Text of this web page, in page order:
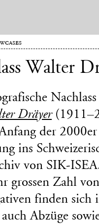
Walter
Nachlass
Dräyer
der 2000er
ins
von SIK-
grossen Zahl von
finden sich
Abzüge